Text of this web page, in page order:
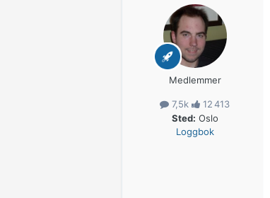
Medlemmer
7,5k
12 413
Sted: Oslo
Loggbok